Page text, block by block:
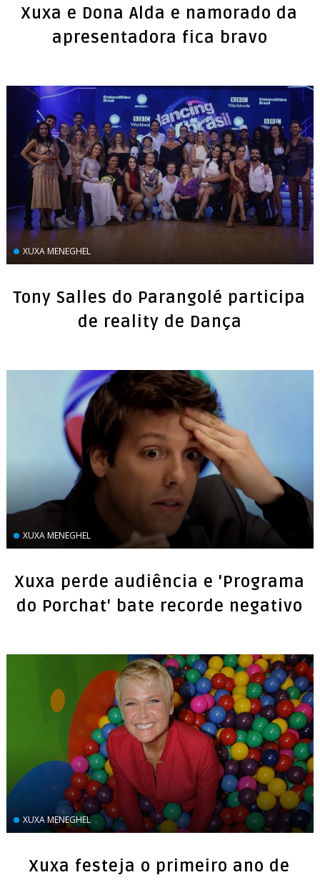
Xuxa e Dona Alda e namorado da
apresentadora fica bravo
XUXA MENEGHEL
Tony Salles do Parangolé participa
de reality de Dança
XUXA MENEGHEL
Xuxa perde audiência e 'Programa
do Porchat' bate recorde negativo
XUXA MENEGHEL
Xuxa festeja o primeiro ano de